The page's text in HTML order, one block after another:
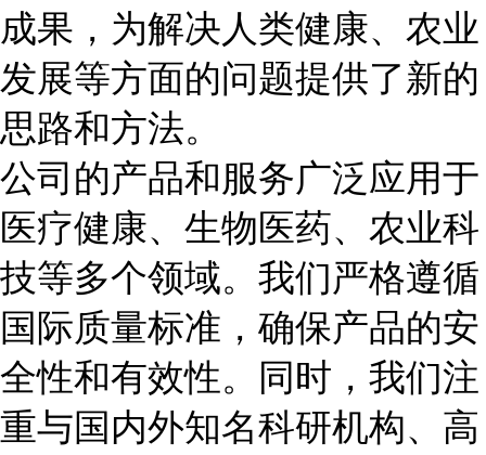
成果，为解决人类健康、农业
发展等方面的问题提供了新的
思路和方法。
公司的产品和服务广泛应用于
医疗健康、生物医药、农业科
技等多个领域。我们严格遵循
国际质量标准，确保产品的安
全性和有效性。同时，我们注
重与国内外知名科研机构、高